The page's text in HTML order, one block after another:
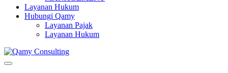
Layanan Hukum
Hubungi Qamy
Layanan Pajak
Layanan Hukum